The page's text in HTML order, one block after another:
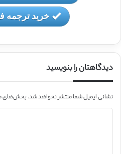
خرید ترجمه
دیدگاهتان را بنویسید
نشانی ایمیل شما منتشر نخواهد شد.بخش‌های